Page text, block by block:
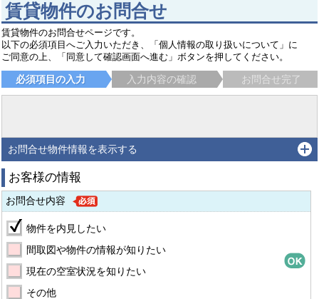
賃貸物件のお問合せ
賃貸物件のお問合せページです。
以下の必須項目へご入力いただき、「個人情報の取り扱いについて」に
ご同意の上、「同意して確認画面へ進む」ボタンを押してください。
必須項目の入力 入力内容の確認 お問合せ完了
お問合せ物件情報を表示する
お客様の情報
お問合せ内容
物件を内見したい
間取図や物件の情報が知りたい
現在の空室状況を知りたい
その他